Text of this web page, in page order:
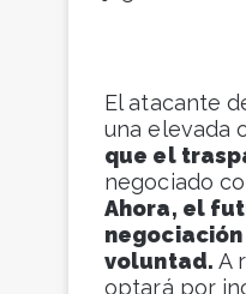
El atacante
una elevada
que el
negociado
Ahora, el
voluntad. A
optará por